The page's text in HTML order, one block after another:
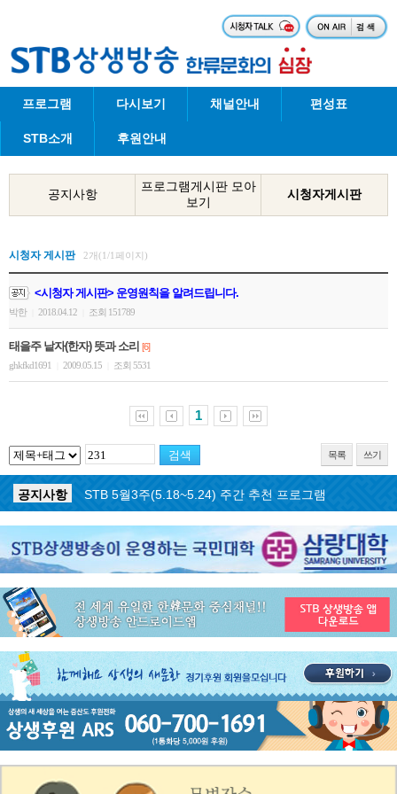
프로그램 다시보기 채널안내 편성표
STB소개 후원안내
공지사항
프로그램게시판 모아
보기
시청자게시판
시청자 게시판 2개(1/1페이지)
<시청자 게시판> 운영원칙을 알려드립니다.
박한 2018.04.12 조회 151789
태을주 낱자(한자) 뜻과 소리 [6]
ghkfkd1691
2009.05.15 조회 5531
1
목록 쓰기
공지사항 ON AIR 서비스 장애 복구 안내
공지사항
STB 5월4주(5.25~5.31) 주간 추천 프로그램
공지사항
STB 5월3주(5.18~5.24) 주간 추천 프로그램
공지사항
STB 4월마지막주(4.27~5.3) 주간 추천 프로그램
STB 4월4주(4.20~4.26) 주간 추천 프로그램
공지사항
STB 4월2주(4.6~4.12) 주간 추천 프로그램
공지사항
STB 4월1주(3.30~4.5) 주간 추천 프로그램
공지사항
STB 3월4주(3.23~3.29) 주간 추천 프로그램